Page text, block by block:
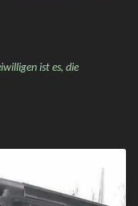
ist es, die